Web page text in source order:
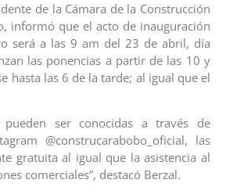
de la Cámara de la Construcción
informó que el acto de inauguración
será a las 9 am del 23 de abril, día
las ponencias a partir de las 10 y
hasta las 6 de la tarde; al igual que el
pueden ser conocidas a través de
@construcarabobo_oficial, las
gratuita al igual que la asistencia al
comerciales”, destacó Berzal.